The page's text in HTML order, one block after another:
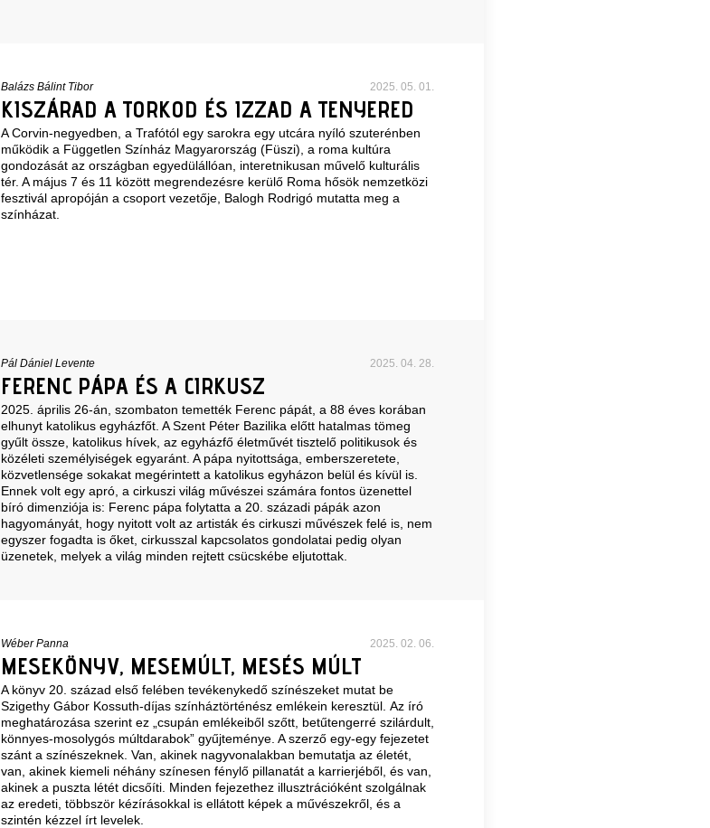
Balázs Bálint Tibor 2025. 05. 01.
KISZÁRAD A TORKOD ÉS IZZAD A TENYERED
A Corvin-negyedben, a Trafótól egy sarokra egy utcára nyíló szuterénben
működik a Független Színház Magyarország (Füszi), a roma kultúra
gondozását az országban egyedülállóan, interetnikusan művelő kulturális
tér. A május 7 és 11 között megrendezésre kerülő Roma hősök nemzetközi
fesztivál apropóján a csoport vezetője, Balogh Rodrigó mutatta meg a
színházat.
Pál Dániel Levente 2025. 04. 28.
FERENC PÁPA ÉS A CIRKUSZ
2025. április 26-án, szombaton temették Ferenc pápát, a 88 éves korában
elhunyt katolikus egyházfőt. A Szent Péter Bazilika előtt hatalmas tömeg
gyűlt össze, katolikus hívek, az egyházfő életművét tisztelő politikusok és
közéleti személyiségek egyaránt. A pápa nyitottsága, emberszeretete,
közvetlensége sokakat megérintett a katolikus egyházon belül és kívül is.
Ennek volt egy apró, a cirkuszi világ művészei számára fontos üzenettel
bíró dimenziója is: Ferenc pápa folytatta a 20. századi pápák azon
hagyományát, hogy nyitott volt az artisták és cirkuszi művészek felé is, nem
egyszer fogadta is őket, cirkusszal kapcsolatos gondolatai pedig olyan
üzenetek, melyek a világ minden rejtett csücskébe eljutottak.
Wéber Panna 2025. 02. 06.
MESEKÖNYV, MESEMÚLT, MESÉS MÚLT
A könyv 20. század első felében tevékenykedő színészeket mutat be
Szigethy Gábor Kossuth-díjas színháztörténész emlékein keresztül. Az író
meghatározása szerint ez „csupán emlékeiből szőtt, betűtengerré szilárdult,
könnyes-mosolygós múltdarabok” gyűjteménye. A szerző egy-egy fejezetet
szánt a színészeknek. Van, akinek nagyvonalakban bemutatja az életét,
van, akinek kiemeli néhány színesen fénylő pillanatát a karrierjéből, és van,
akinek a puszta létét dicsőíti. Minden fejezethez illusztrációként szolgálnak
az eredeti, többször kézírásokkal is ellátott képek a művészekről, és a
szintén kézzel írt levelek.